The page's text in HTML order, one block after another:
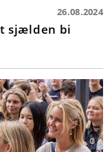
26.08.2024
sjælden bi